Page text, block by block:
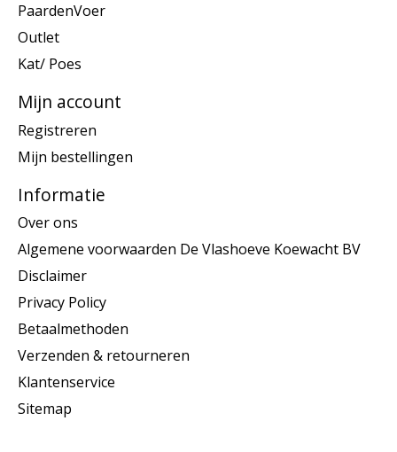
PaardenVoer
Outlet
Kat/ Poes
Mijn account
Registreren
Mijn bestellingen
Informatie
Over ons
Algemene voorwaarden De Vlashoeve Koewacht BV
Disclaimer
Privacy Policy
Betaalmethoden
Verzenden & retourneren
Klantenservice
Sitemap